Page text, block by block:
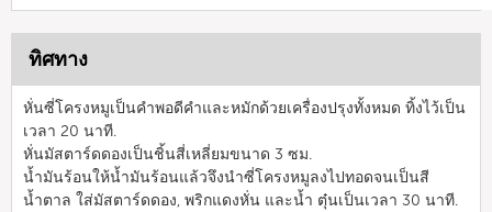
ทิศทาง
หั่นซี่โครงหมูเป็นคำพอดีคำและหมักด้วยเครื่องปรุงทั้งหมด ทิ้งไว้เป็น
เวลา 20 นาที.
หั่นมัสตาร์ดดองเป็นชิ้นสี่เหลี่ยมขนาด 3 ซม.
น้ำมันร้อนให้น้ำมันร้อนแล้วจึงนำซี่โครงหมูลงไปทอดจนเป็นสี
น้ำตาล ใส่มัสตาร์ดดอง, พริกแดงหั่น และน้ำ ตุ๋นเป็นเวลา 30 นาที.